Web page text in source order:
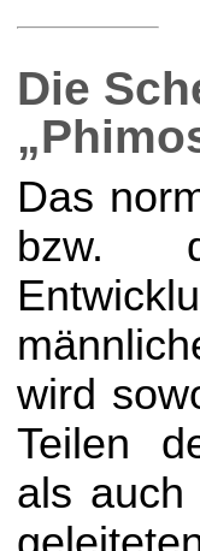
Die
Das
bzw.
wird
Teilen
als